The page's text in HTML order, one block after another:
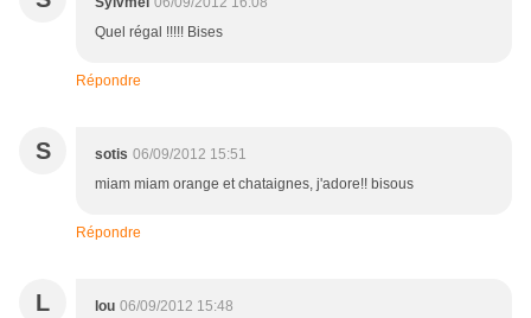
Quel régal !!!!! Bises
Répondre
S sotis 06/09/2012 15:51
miam miam orange et chataignes, j'adore!! bisous
Répondre
L lou 06/09/2012 15:48